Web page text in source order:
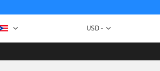
Moneda
USD -